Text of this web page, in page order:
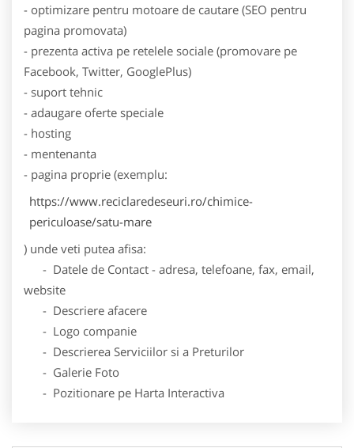
- optimizare pentru motoare de cautare (SEO pentru
pagina promovata)
- prezenta activa pe retelele sociale (promovare pe
Facebook, Twitter, GooglePlus)
- suport tehnic
- adaugare oferte speciale
- hosting
- mentenanta
- pagina proprie (exemplu:
https://www.reciclaredeseuri.ro/chimice-
periculoase/satu-mare
) unde veti putea afisa:
- Datele de Contact - adresa, telefoane, fax, email,
website
- Descriere afacere
- Logo companie
- Descrierea Serviciilor si a Preturilor
- Galerie Foto
- Pozitionare pe Harta Interactiva